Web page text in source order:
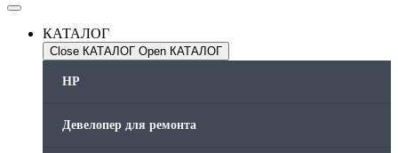
КАТАЛОГ
Close КАТАЛОГ Open КАТАЛОГ
HP
Девелопер для ремонта